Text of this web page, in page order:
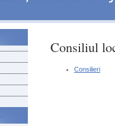
Consiliul
Consilieri